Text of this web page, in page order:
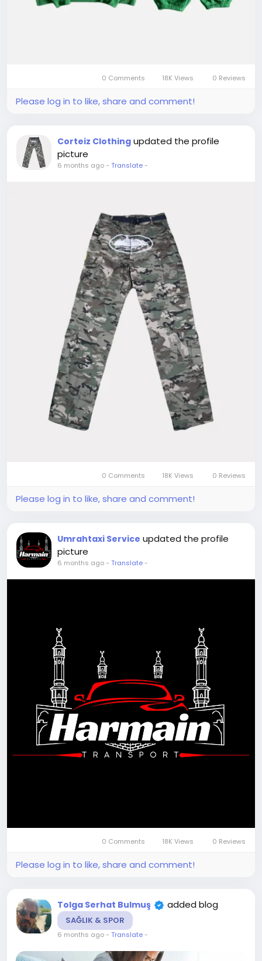
0 Comments 18K Views 0 Reviews
Please log in to like, share and comment!
Corteiz Clothing updated the profile
picture
6 months ago- Translate-
0 Comments 18K Views 0 Reviews
Please log in to like, share and comment!
Umrahtaxi Service updated the profile
picture
6 months ago- Translate-
0 Comments 18K Views 0 Reviews
Please log in to like, share and comment!
Tolga Serhat Bulmuş added blog
SAĞLIK & SPOR
6 months ago- Translate-